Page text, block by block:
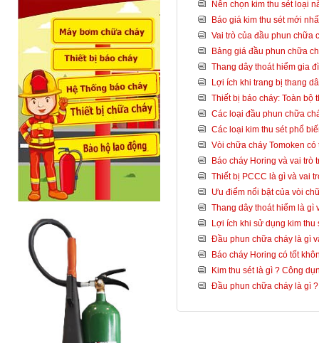
Nên chọn kim thu sét loại
Báo giá kim thu sét mới
Vai trò của đầu phun chữa
Bảng giá đầu phun chữa
Thang dây thoát hiểm gia
Lợi ích khi trang bị thang
Thiết bị báo cháy: Toàn bộ
Các loại đầu phun chữa
Các loại kim thu sét phổ
Vòi chữa cháy Tomoken
Báo cháy Horing và vai trò
Thiết bị PCCC là gì và vai
Ưu điểm nổi bật của vòi
Thang dây thoát hiểm là gì
Lợi ích khi sử dụng kim
Đầu phun chữa cháy là gì
Báo cháy Horing có tốt
Kim thu sét là gì ? Công
Đầu phun chữa cháy là gì